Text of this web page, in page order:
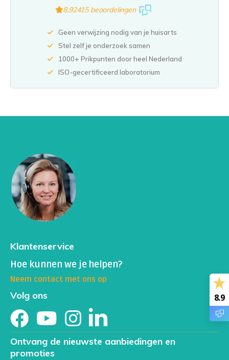
8,92415 beoordelingen
Geen verwijzing nodig van je huisarts
Stel zelf je onderzoek samen
1000+ Prikpunten door heel Nederland
ISO-gecertificeerd laboratorium
Klantenservice
Hoe kunnen we je helpen?
Neem contact met ons op
Volg ons
Ontvang de nieuwste aanbiedingen en
promoties
8.9